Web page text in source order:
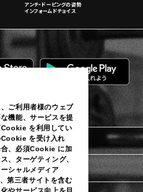
アンチ・ドーピングの姿勢
インフォームドチョイス
通知
ご利用者様のウェブ
機能、サービスを提
を利用してい
Cookie を受け入れ
、必須Cookie に加
、ターゲティング、
シャルメディア
第三者サイトを含む
やサービス向上を目